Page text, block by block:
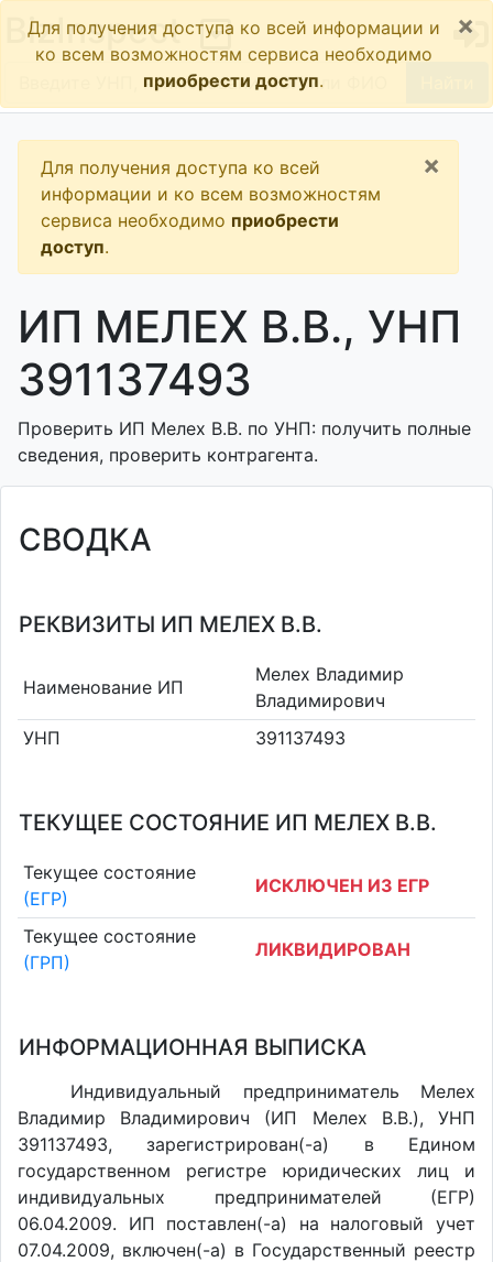
BizInspect
Для получения доступа ко всей информации и
ко всем возможностям сервиса необходимо
приобрести доступ.
×
Для получения доступа ко всей
информации и ко всем возможностям
сервиса необходимо приобрести
доступ.
×
ИП МЕЛЕХ В.В., УНП
391137493
Проверить ИП Мелех В.В. по УНП: получить полные
сведения, проверить контрагента.
СВОДКА
РЕКВИЗИТЫ ИП МЕЛЕХ В.В.
Наименование ИП
Мелех Владимир
Владимирович
УНП
391137493
ТЕКУЩЕЕ СОСТОЯНИЕ ИП МЕЛЕХ В.В.
Текущее состояние
(ЕГР)
ИСКЛЮЧЕН ИЗ ЕГР
Текущее состояние
(ГРП)
ЛИКВИДИРОВАН
ИНФОРМАЦИОННАЯ ВЫПИСКА
Индивидуальный предприниматель Мелех
Владимир Владимирович (ИП Мелех В.В.), УНП
391137493, зарегистрирован(-а) в Едином
государственном регистре юридических лиц и
индивидуальных предпринимателей (ЕГР)
06.04.2009. ИП поставлен(-a) на налоговый учет
07.04.2009, включен(-a) в Государственный реестр